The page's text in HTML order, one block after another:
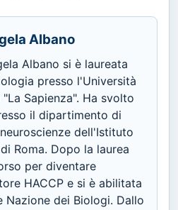
Albano
Albano si è laureata
presso l'Università
Sapienza". Ha svolto
il dipartimento di
dell'Istituto
Roma. Dopo la laurea
per diventare
HACCP e si è abilitata
Nazione dei Biologi. Dallo